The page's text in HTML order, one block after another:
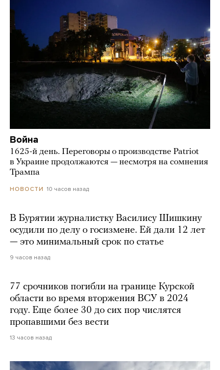
Война
1625-й день. Переговоры о производстве Patriot
в Украине продолжаются — несмотря на сомнения
Трампа
НОВОСТИ 10 часов назад
В Бурятии журналистку Василису Шишкину
осудили по делу о госизмене. Ей дали 12 лет
— это минимальный срок по статье
9 часов назад
77 срочников погибли на границе Курской
области во время вторжения ВСУ в 2024
году. Еще более 30 до сих пор числятся
пропавшими без вести
13 часов назад